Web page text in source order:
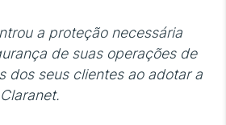
a proteção necessária
de suas operações de
dos seus clientes ao adotar a